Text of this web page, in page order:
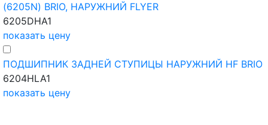
(6205N) BRIO, НАРУЖНИЙ FLYER
6205DHA1
показать цену
ПОДШИПНИК ЗАДНЕЙ СТУПИЦЫ НАРУЖНИЙ HF BRIO
6204HLA1
показать цену